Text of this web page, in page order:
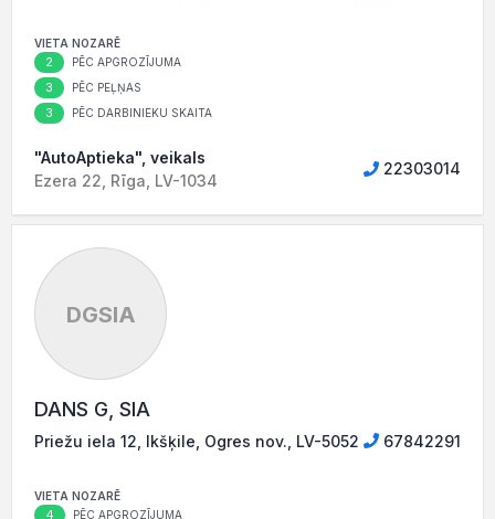
VIETA NOZARĒ
2 PĒC APGROZĪJUMA
3 PĒC PEĻŅAS
3 PĒC DARBINIEKU SKAITA
"AutoAptieka", veikals
Ezera 22, Rīga, LV-1034
22303014
DGSIA
DANS G, SIA
Priežu iela 12, Ikšķile, Ogres nov., LV-5052 67842291
VIETA NOZARĒ
4 PĒC APGROZĪJUMA